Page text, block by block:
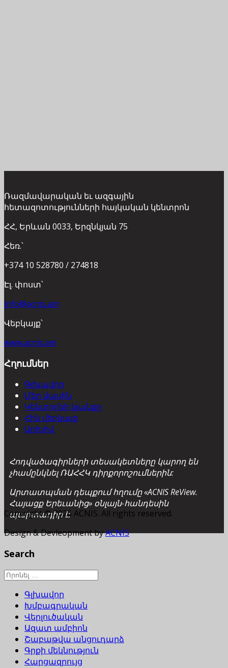
Ռազմավարական եւ ազգային
հետազոտությունների հայկական կենտրոն
ՀՀ, Երևան 0033, Երզնկյան 75
Հեռ.՝
+374 10 528780 / 274818
Էլ. փոստ՝
info@acnis.am
Վեբկայք՝
www.acnis.am
Հղումներ
Գլխավոր
Մեր մասին
Կենտրոնի կյանքը
Հին վեբկայք
Արխիվ
Հոդվածագիրների տեսակետները կարող են
չհամընկնել ՌԱՀՀԿ դիրքորոշումներին:
Արտատպման դեպքում հղումը «ACNIS ReView.
Հայացք Երեւանից» օնլայն-հանդեսին
պարտադիր է:
Copyright © 2026 ACNIS. All rights reserved.
Design & Devleopment byACNIS
Search
Գլխավոր
Խմբագրական
Վերլուծական
Ազատ ամբիոն
Շաբաթվա անցուդարձ
Գրքի մեկնություն
Հարցազրույց